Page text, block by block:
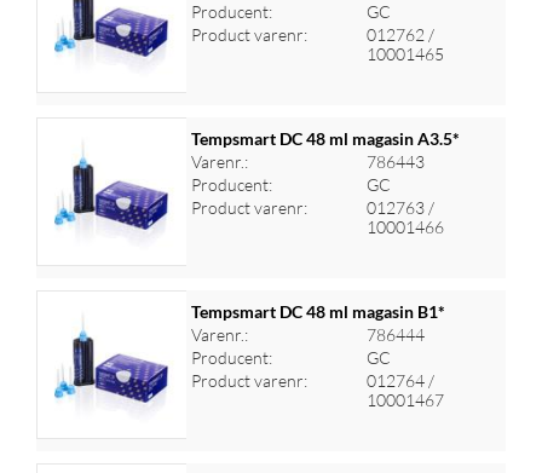
Log ind for at se priser
Producent:
GC
Product varenr:
012762 /
10001465
Log ind for at se priser
Tempsmart DC 48 ml magasin A3.5*
Varenr.:
786443
Producent:
GC
Product varenr:
012763 /
10001466
Log ind for at se priser
Tempsmart DC 48 ml magasin B1*
Varenr.:
786444
Producent:
GC
Product varenr:
012764 /
10001467